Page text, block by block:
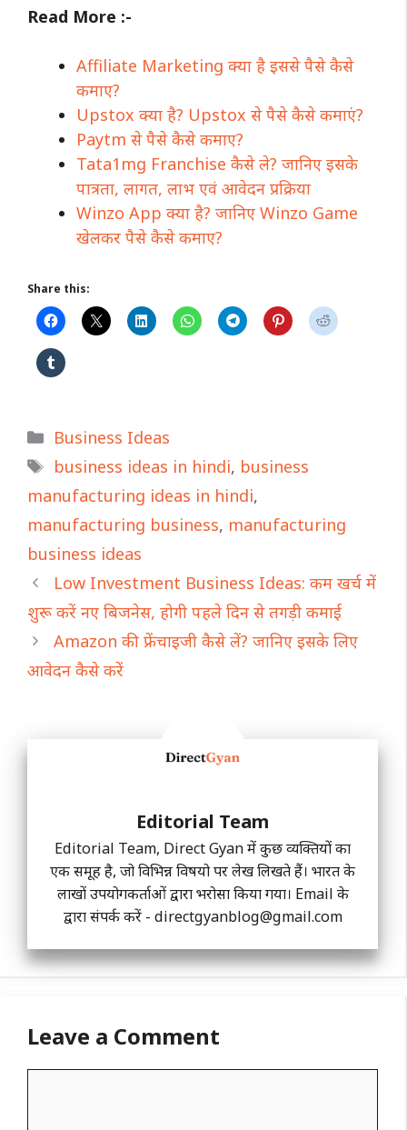
Read More :-
Affiliate Marketing क्या है इससे पैसे कैसे
कमाए?
Upstox क्या है? Upstox से पैसे कैसे कमाएं?
Paytm से पैसे कैसे कमाए?
Tata1mg Franchise कैसे ले? जानिए इसके
पात्रता, लागत, लाभ एवं आवेदन प्रक्रिया
Winzo App क्या है? जानिए Winzo Game
खेलकर पैसे कैसे कमाए?
Share this:
Categories
Business Ideas
Tags
business ideas in hindi, business
manufacturing ideas in hindi,
manufacturing business, manufacturing
business ideas
Low Investment Business Ideas: कम खर्च में
शुरू करें नए बिजनेस, होगी पहले दिन से तगड़ी कमाई
Amazon की फ्रेंचाइजी कैसे लें? जानिए इसके लिए
आवेदन कैसे करें
Editorial Team
Editorial Team, Direct Gyan में कुछ व्यक्तियों का
एक समूह है, जो विभिन्न विषयो पर लेख लिखते हैं। भारत के
लाखों उपयोगकर्ताओं द्वारा भरोसा किया गया। Email के
द्वारा संपर्क करें - directgyanblog@gmail.com
Leave a Comment